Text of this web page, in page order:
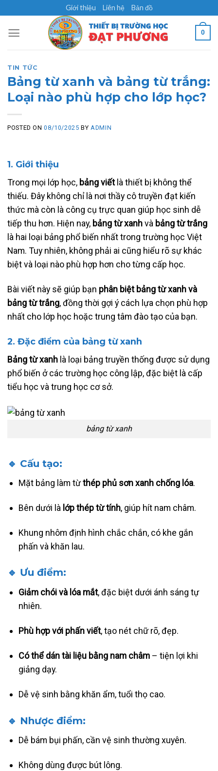
content
Giới thiệu Liên hệ Bản đồ
0
TIN TỨC
Bảng từ xanh và bảng từ trắng:
Loại nào phù hợp cho lớp học?
POSTED ON08/10/2025 BYADMIN
1. Giới thiệu
Trong mọi lớp học, bảng viếtlà thiết bị không thể
thiếu. Đây không chỉ là nơi thầy cô truyền đạt kiến
thức mà còn là công cụ trực quan giúp học sinh dễ
tiếp thu hơn. Hiện nay, bảng từ xanhvà bảng từ trắng
là hai loại bảng phổ biến nhất trong trường học Việt
Nam. Tuy nhiên, không phải ai cũng hiểu rõ sự khác
biệt và loại nào phù hợp hơn cho từng cấp học.
Bài viết này sẽ giúp bạn phân biệt bảng từ xanh và
bảng từ trắng, đồng thời gợi ý cách lựa chọn phù hợp
nhất cho lớp học hoặc trung tâm đào tạo của bạn.
2. Đặc điểm của bảng từ xanh
Bảng từ xanh là loại bảng truyền thống được sử dụng
phổ biến ở các trường học công lập, đặc biệt là cấp
tiểu học và trung học cơ sở.
bảng từ xanh
🔹 Cấu tạo:
Mặt bảng làm từthép phủ sơn xanh chống lóa.
Bên dưới là lớp thép từ tính, giúp hít nam châm.
Khung nhôm định hình chắc chắn, có khe gắn
phấn và khăn lau.
🔹 Ưu điểm:
Giảm chói và lóa mắt, đặc biệt dưới ánh sáng tự
nhiên.
Phù hợp với phấn viết, tạo nét chữ rõ, đẹp.
Có thể dán tài liệu bằng nam châm – tiện lợi khi
giảng dạy.
Dễ vệ sinh bằng khăn ẩm, tuổi thọ cao.
🔹 Nhược điểm:
Dễ bám bụi phấn, cần vệ sinh thường xuyên.
Không dùng được bút lông.